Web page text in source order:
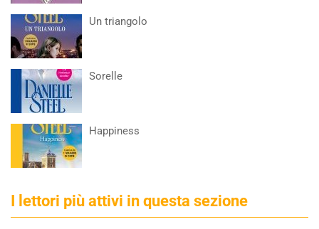
Un triangolo
Sorelle
Happiness
I lettori più attivi in questa sezione